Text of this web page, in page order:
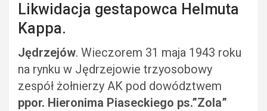
Likwidacja gestapowca Helmuta
Kappa.
Jędrzejów. Wieczorem 31 maja 1943 roku
na rynku w Jędrzejowie trzyosobowy
zespół żołnierzy AK pod dowództwem
ppor. Hieronima Piaseckiego ps.”Zola”